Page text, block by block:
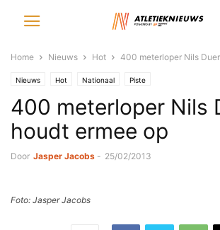
Home Nieuws Hot 400 meterloper Nils
Nieuws Hot Nationaal Piste
400 meterloper Nils
houdt ermee op
Door Jasper Jacobs - 25/02/2013
Foto: Jasper Jacobs